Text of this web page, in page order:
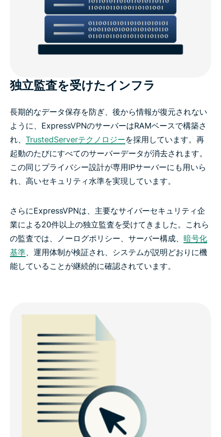
独立監査を受けたインフラ
長期的なデータ保存を防ぎ、後から情報が復元されない
ように、ExpressVPNのサーバーはRAMベースで構築さ
れ、 TrustedServerテクノロジーを採用しています。再
起動のたびにすべてのサーバーデータが消去されます。
この同じプライバシー設計が専用IPサーバーにも用いら
れ、高いセキュリティ水準を実現しています。
さらにExpressVPNは、主要なサイバーセキュリティ企
業による20件以上の独立監査を受けてきました。これら
の監査では、ノーログポリシー、サーバー構成、 暗号化
基準 、運用体制が検証され、システムが説明どおりに機
能していることが継続的に確認されています。